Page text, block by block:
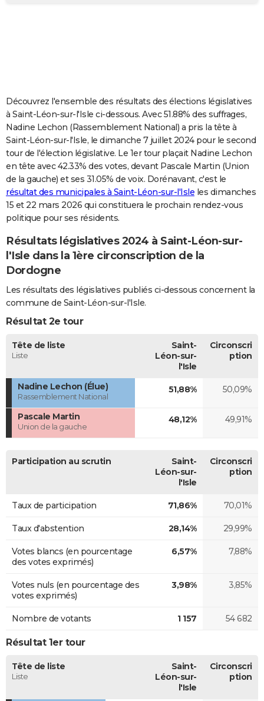
Carte de Noël
Carte Bonne année
Carte Saint-Valentin
Carte Pâques
Carte d'anniversaire
DICTIONNAIRE
Dictionnaire
Biographies
Citations
Expressions
Proverbes
COPAINS D'AVANT
S'inscrire
Se connecter
Lycées
Collèges
Primaires
Universités
Entreprises
Service militaire
Avis de recherche
AVIS DE DÉCÈS
FORUM
Découvrez l'ensemble des résultats des élections législatives
à Saint-Léon-sur-l'Isle ci-dessous. Avec 51.88% des suffrages,
Nadine Lechon (Rassemblement National) a pris la tête à
Saint-Léon-sur-l'Isle, le dimanche 7 juillet 2024 pour le second
tour de l'élection législative. Le 1er tour plaçait Nadine Lechon
en tête avec 42.33% des votes, devant Pascale Martin (Union
de la gauche) et ses 31.05% de voix. Dorénavant, c'est le
résultat des municipales à Saint-Léon-sur-l'Isle les dimanches
15 et 22 mars 2026 qui constituera le prochain rendez-vous
politique pour ses résidents.
Résultats législatives 2024 à Saint-Léon-sur-
l'Isle dans la 1ère circonscription de la
Dordogne
Les résultats des législatives publiés ci-dessous concernent la
commune de Saint-Léon-sur-l'Isle.
Résultat 2e tour
Tête de liste
Liste
Saint-
Léon-sur-
l'Isle
Circonscri
ption
Nadine Lechon (Élue)
Rassemblement National
51,88% 50,09%
Pascale Martin
Union de la gauche
48,12% 49,91%
Participation au scrutin
Saint-
Léon-sur-
l'Isle
Circonscri
ption
Taux de participation 71,86% 70,01%
Taux d'abstention 28,14% 29,99%
Votes blancs (en pourcentage
des votes exprimés)
6,57% 7,88%
Votes nuls (en pourcentage des
votes exprimés)
3,98% 3,85%
Nombre de votants 1 157 54 682
Résultat 1er tour
Tête de liste
Liste
Saint-
Léon-sur-
l'Isle
Circonscri
ption